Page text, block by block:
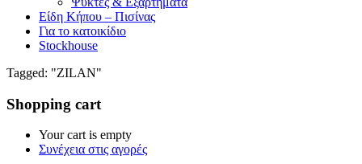
Είδη Κήπου – Πισίνας
Για το κατοικίδιο
Stockhouse
Tagged: "ZILAN"
Shopping cart
Your cart is empty
Συνέχεια στις αγορές